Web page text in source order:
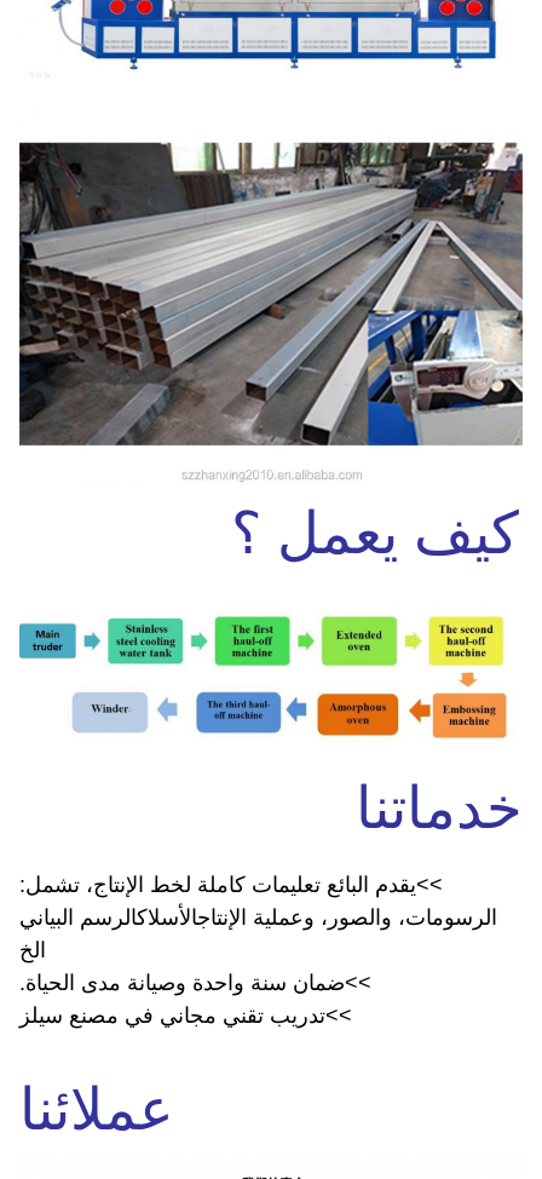
كيف يعمل ؟
خدماتنا
>
>يقدم البائع تعليمات كاملة لخط الإنتاج، تشمل:
الرسومات، والصور، وعملية الإنتاجالأسلاكالرسم البياني
الخ
>
>ضمان سنة واحدة وصيانة مدى الحياة.
>
>تدريب تقني مجاني في مصنع سيلز
عملائنا